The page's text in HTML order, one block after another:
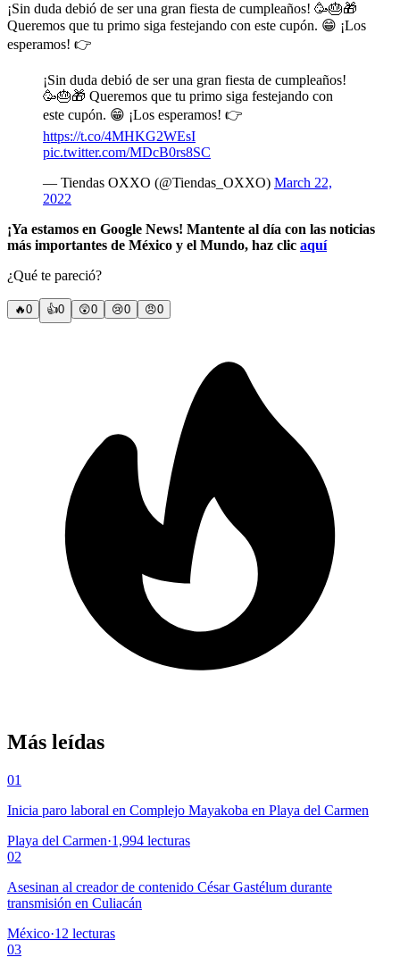
¡Sin duda debió de ser una gran fiesta de cumpleaños! 🥳🎂🎁
Queremos que tu primo siga festejando con este cupón. 😁 ¡Los
esperamos! 👉
¡Sin duda debió de ser una gran fiesta de cumpleaños!
🥳🎂🎁 Queremos que tu primo siga festejando con
este cupón. 😁 ¡Los esperamos! 👉
https://t.co/4MHKG2WEsI
pic.twitter.com/MDcB0rs8SC
— Tiendas OXXO (@Tiendas_OXXO) March 22,
2022
¡Ya estamos en Google News! Mantente al día con las noticias
más importantes de México y el Mundo, haz clic aquí
¿Qué te pareció?
🔥0 👍0 😲0 😢0 😠0
Más leídas
01
Inicia paro laboral en Complejo Mayakoba en Playa del Carmen
Playa del Carmen·1,994 lecturas
02
Asesinan al creador de contenido César Gastélum durante
transmisión en Culiacán
México·12 lecturas
03